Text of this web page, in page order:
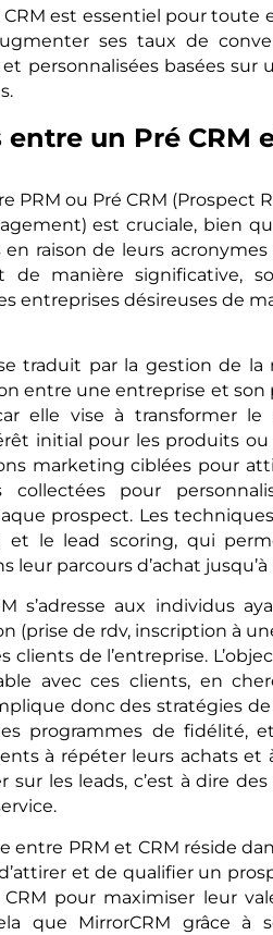
CRM est essentiel pour
ses taux de
personnalisées basées
un Pré CRM
PRM ou Pré CRM (Prospect
est cruciale, bien
raison de leurs
de manière significative,
entreprises désireuses de
traduit par la gestion de
entre une entreprise et
elle vise à transformer le
initial pour les produits ou
marketing ciblées pour
collectées pour
prospect. Les
et le lead scoring, qui
leur parcours d’achat
s’adresse aux individus
(prise de rdv, inscription à
clients de l’entreprise.
avec ces clients, en
donc des stratégies
programmes de fidélité,
à répéter leurs achats et
sur les leads, c’est à dire
entre PRM et CRM réside
et de qualifier un
pour maximiser leur
que MirrorCRM grâce